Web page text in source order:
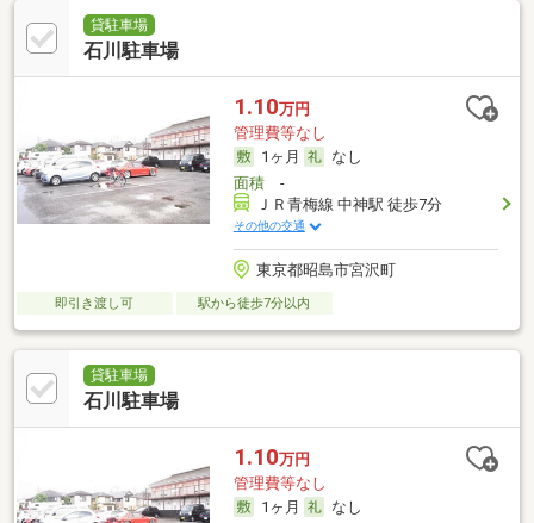
貸駐車場
石川駐車場
1.10万円
管理費等なし
1ヶ月
なし
面積-
ＪＲ青梅線 中神駅 徒歩7分
その他の交通
東京都昭島市宮沢町
即引き渡し可 駅から徒歩7分以内
貸駐車場
石川駐車場
1.10万円
管理費等なし
1ヶ月
なし